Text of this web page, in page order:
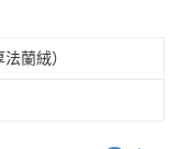
蘭絨）